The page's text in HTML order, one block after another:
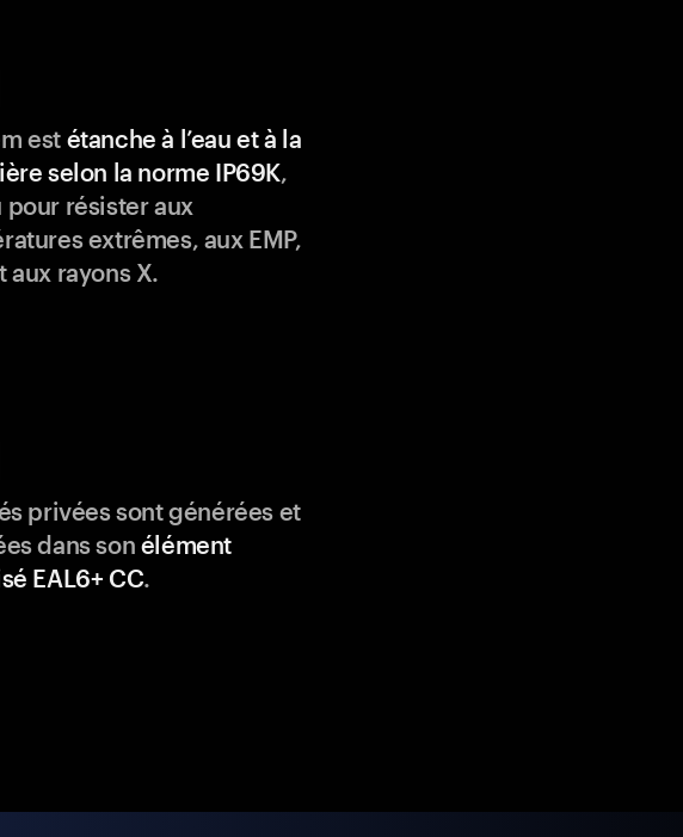
est étanche à l’eau et à la
selon la norme IP69K,
pour résister aux
extrêmes, aux EMP,
aux rayons X.
privées sont générées et
dans son élément
EAL6+ CC.